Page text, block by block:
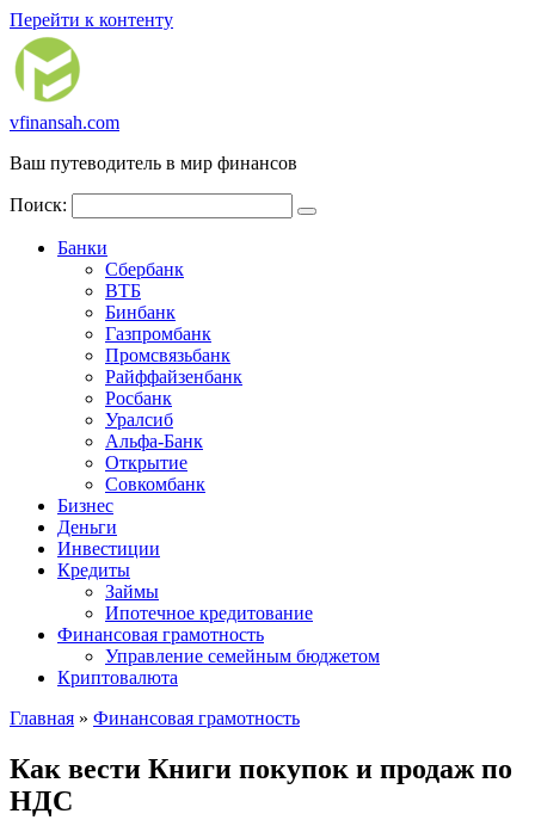
Перейти к контенту
vfinansah.com
Ваш путеводитель в мир финансов
Поиск:
Банки
Сбербанк
ВТБ
Бинбанк
Газпромбанк
Промсвязьбанк
Райффайзенбанк
Росбанк
Уралсиб
Альфа-Банк
Открытие
Совкомбанк
Бизнес
Деньги
Инвестиции
Кредиты
Займы
Ипотечное кредитование
Финансовая грамотность
Управление семейным бюджетом
Криптовалюта
Главная » Финансовая грамотность
Как вести Книги покупок и продаж по
НДС